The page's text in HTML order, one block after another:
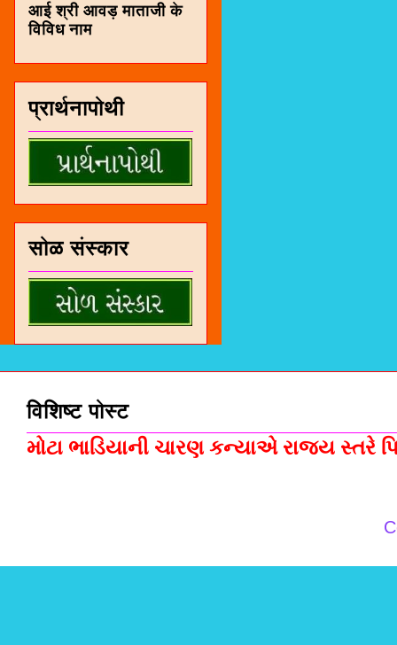
आई श्री आवड़ माताजी के
विविध नाम
प्रार्थनापोथी
सोळ संस्कार
विशिष्ट पोस्ट
મોટા ભાડિયાની ચારણ કન્યાએ રાજ્ય સ્તરે